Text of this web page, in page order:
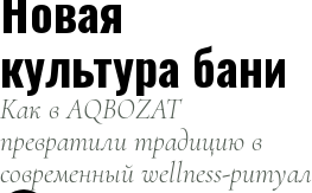
культура бани
Как в AQBOZAT
превратили традицию в
современный wellness-ритуал